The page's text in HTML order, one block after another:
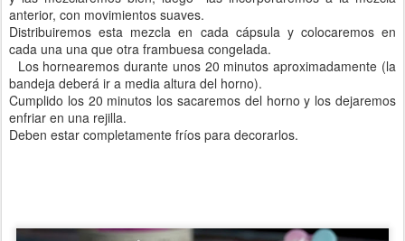
anterior, con movimientos suaves.
Distribuiremos esta mezcla en cada cápsula y colocaremos en
cada una una que otra frambuesa congelada.
Los hornearemos durante unos 20 minutos aproximadamente (la
bandeja deberá ir a media altura del horno).
Cumplido los 20 minutos los sacaremos del horno y los dejaremos
enfriar en una rejilla.
Deben estar completamente fríos para decorarlos.